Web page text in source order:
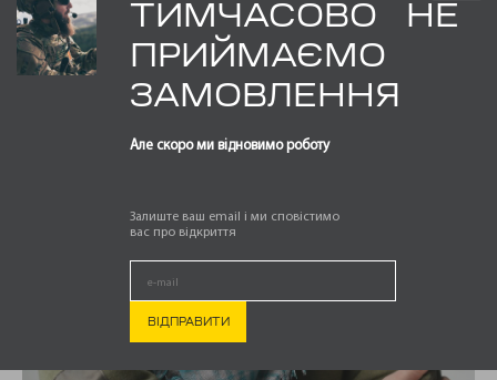
ТИМЧАСОВО НЕ
ПРИЙМАЄМО
ЗАМОВЛЕННЯ
Але скоро ми відновимо роботу
Залиште ваш email і ми сповістимо
вас про відкриття